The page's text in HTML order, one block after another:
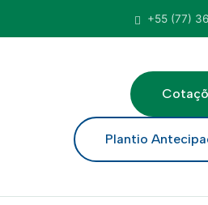
+55 (77)
Plantio